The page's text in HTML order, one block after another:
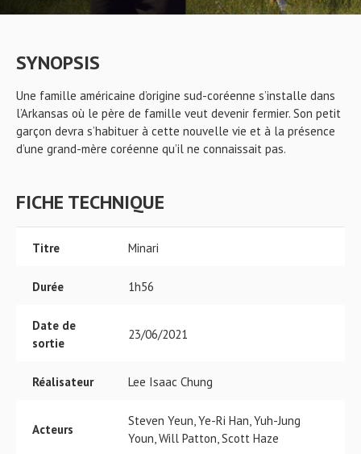
SYNOPSIS
Une famille américaine d’origine sud-coréenne s’installe dans
l’Arkansas où le père de famille veut devenir fermier. Son petit
garçon devra s’habituer à cette nouvelle vie et à la présence
d’une grand-mère coréenne qu’il ne connaissait pas.
FICHE TECHNIQUE
Titre Minari
Durée 1h56
Date de
sortie
23/06/2021
Réalisateur Lee Isaac Chung
Acteurs
Steven Yeun, Ye-Ri Han, Yuh-Jung
Youn, Will Patton, Scott Haze